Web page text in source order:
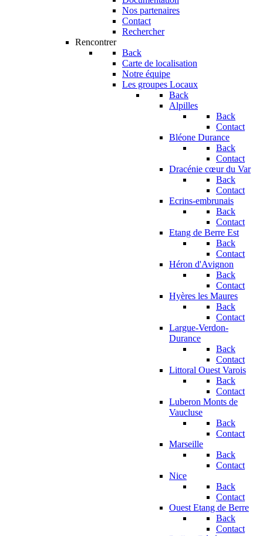
Nos partenaires
Contact
Rechercher
Rencontrer
Back
Carte de localisation
Notre équipe
Les groupes Locaux
Back
Alpilles
Back
Contact
Bléone Durance
Back
Contact
Dracénie cœur du Var
Back
Contact
Ecrins-embrunais
Back
Contact
Etang de Berre Est
Back
Contact
Héron d'Avignon
Back
Contact
Hyères les Maures
Back
Contact
Largue-Verdon-
Durance
Back
Contact
Littoral Ouest Varois
Back
Contact
Luberon Monts de
Vaucluse
Back
Contact
Marseille
Back
Contact
Nice
Back
Contact
Ouest Etang de Berre
Back
Contact